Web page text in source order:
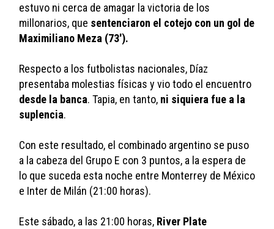
estuvo ni cerca de amagar la victoria de los
millonarios, que sentenciaron el cotejo con un gol de
Maximiliano Meza (73').
Respecto a los futbolistas nacionales, Díaz
presentaba molestias físicas y vio todo el encuentro
desde la banca. Tapia, en tanto, ni siquiera fue a la
suplencia.
Con este resultado, el combinado argentino se puso
a la cabeza del Grupo E con 3 puntos, a la espera de
lo que suceda esta noche entre Monterrey de México
e Inter de Milán (21:00 horas).
Este sábado, a las 21:00 horas, River Plate